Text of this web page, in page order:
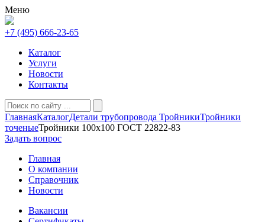
Меню
+7 (495) 666-23-65
Каталог
Услуги
Новости
Контакты
ГлавнаяКаталогДетали трубопровода ТройникиТройники
точеныеТройники 100х100 ГОСТ 22822-83
Задать вопрос
Главная
О компании
Справочник
Новости
Вакансии